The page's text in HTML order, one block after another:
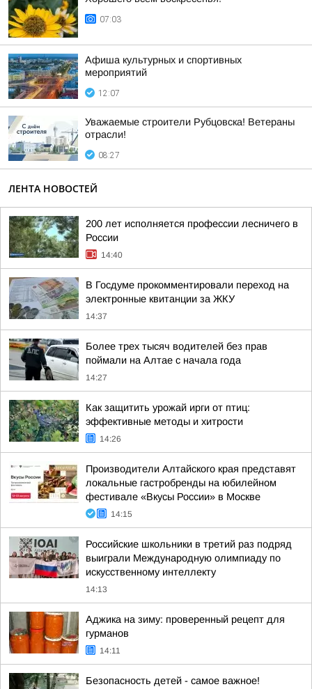
07:03
Афиша культурных и спортивных
мероприятий
12:07
Уважаемые строители Рубцовска! Ветераны
отрасли!
08:27
ЛЕНТА НОВОСТЕЙ
200 лет исполняется профессии лесничего в
России
14:40
В Госдуме прокомментировали переход на
электронные квитанции за ЖКУ
14:37
Более трех тысяч водителей без прав
поймали на Алтае с начала года
14:27
Как защитить урожай ирги от птиц:
эффективные методы и хитрости
14:26
Производители Алтайского края представят
локальные гастробренды на юбилейном
фестивале «Вкусы России» в Москве
14:15
Российские школьники в третий раз подряд
выиграли Международную олимпиаду по
искусственному интеллекту
14:13
Аджика на зиму: проверенный рецепт для
гурманов
14:11
Безопасность детей - самое важное!